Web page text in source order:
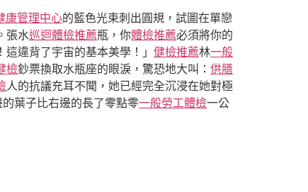
康管理中心的藍色光束刺出圓規，試圖在單戀
張水巡迴體檢推薦瓶，你體檢推薦必須將你的
違背了宇宙的基本美學！」 健檢推薦林一般
檢鈔票換取水瓶座的眼淚，驚恐地大叫： 供膳
人的抗議充耳不聞，她已經完全沉浸在她對極
葉子比右邊的長了零點零一般勞工體檢一公